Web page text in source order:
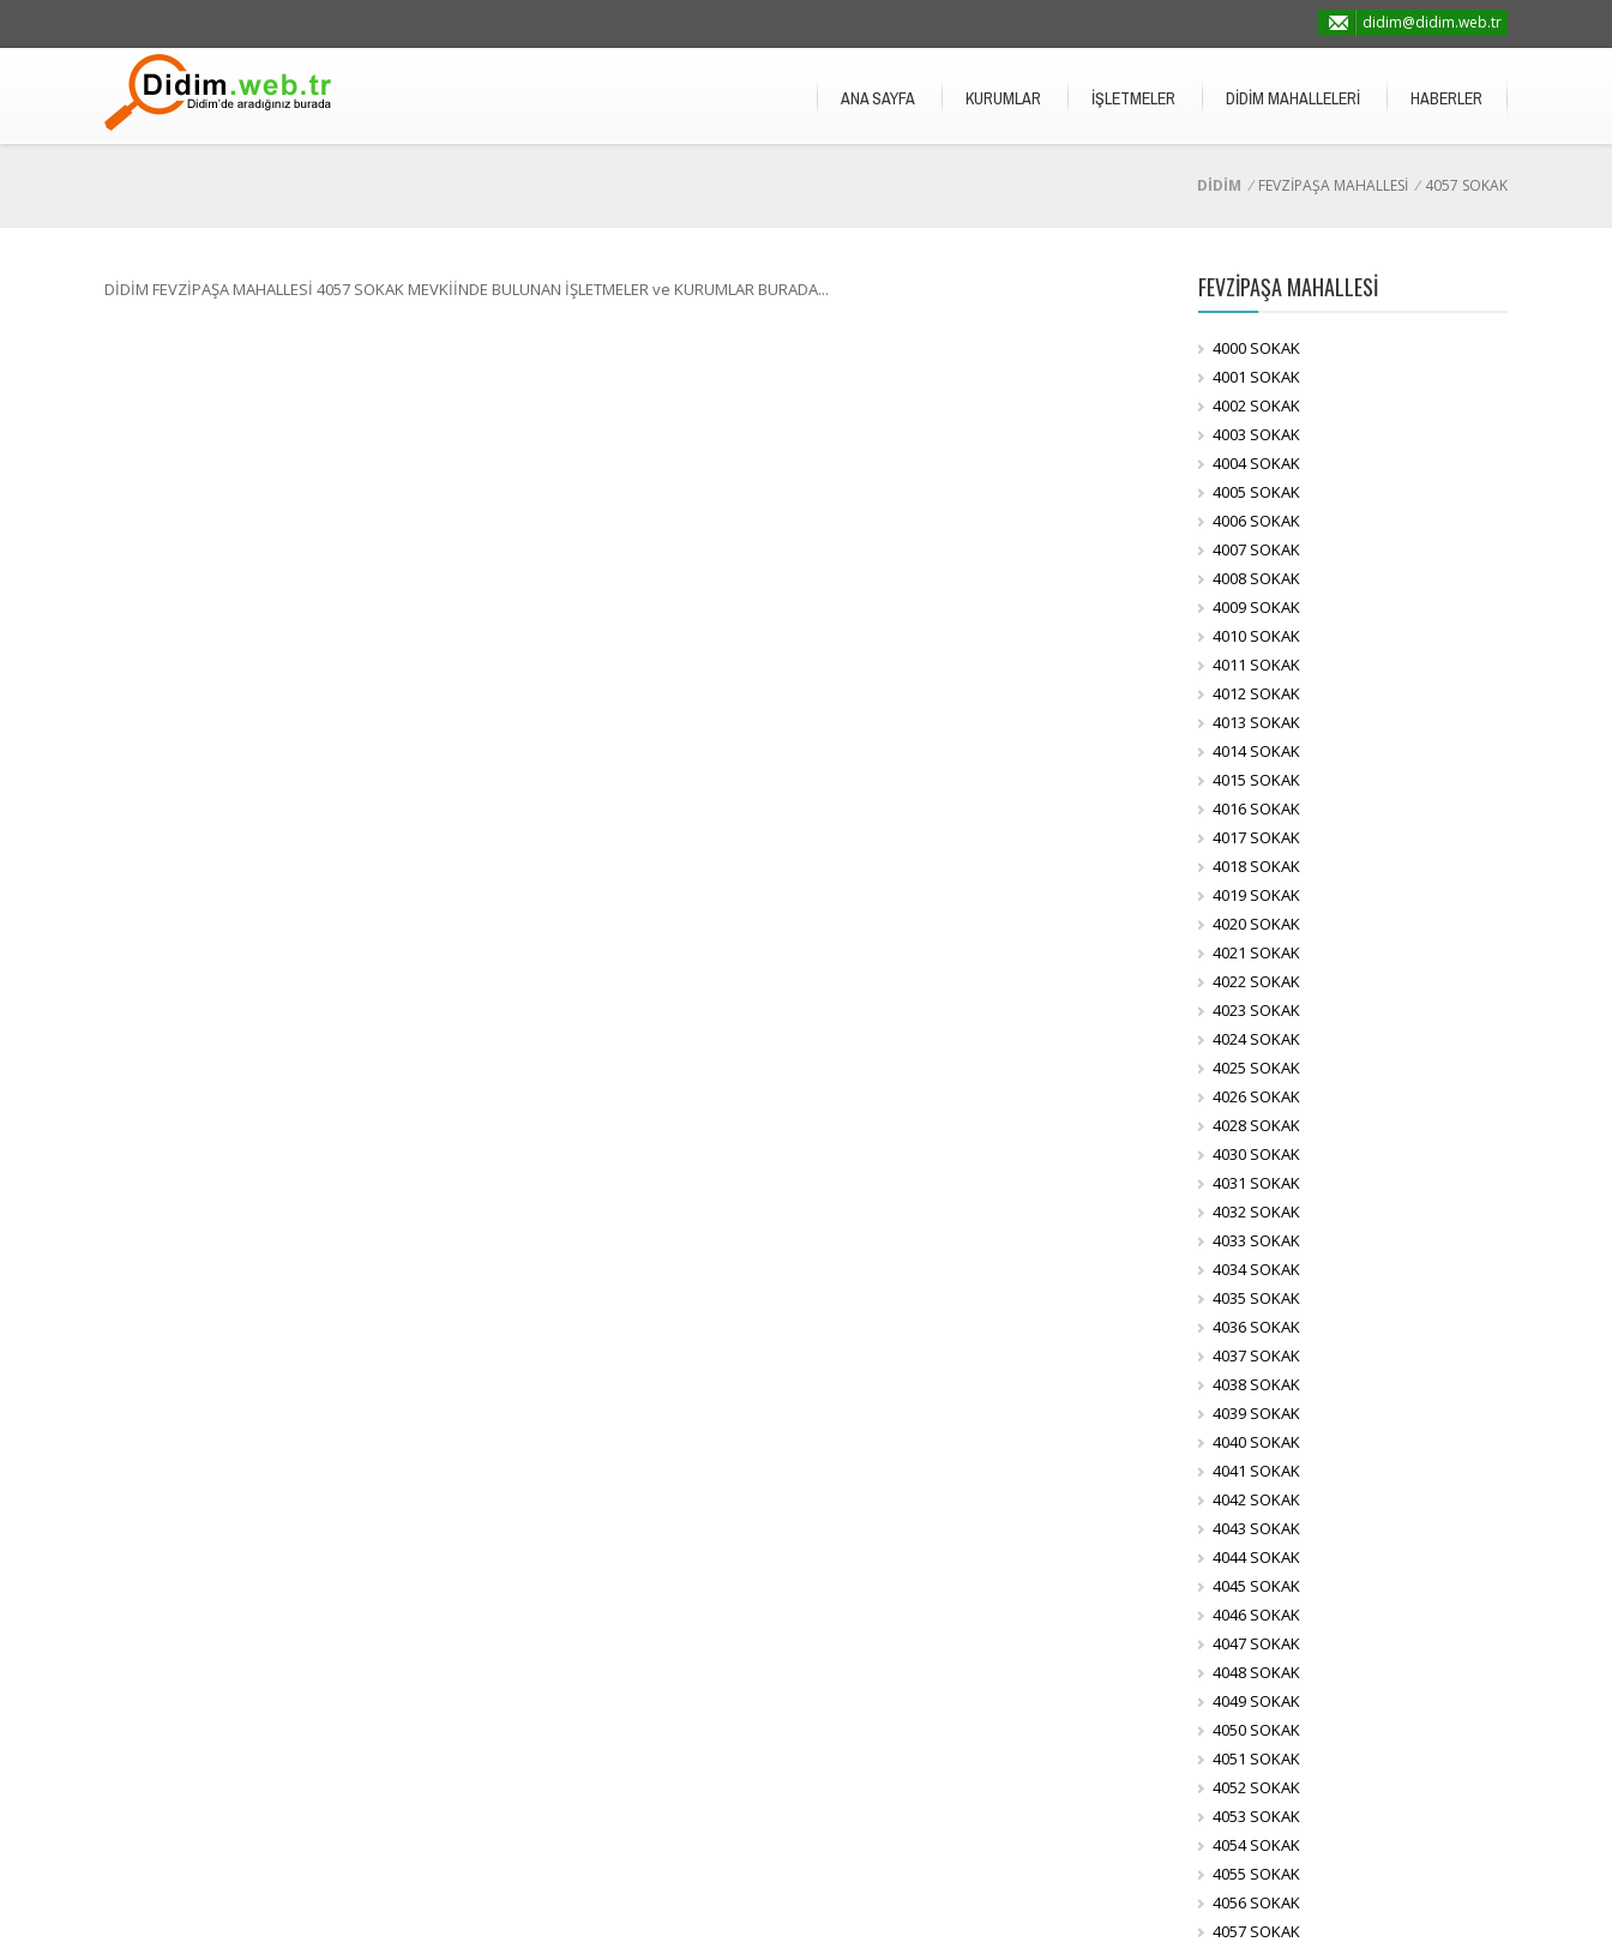
didim@didim.web.tr
ANA SAYFA KURUMLAR İŞLETMELER DİDİM MAHALLELERİ HABERLER
DİDİM / FEVZİPAŞA MAHALLESİ / 4057 SOKAK
DİDİM FEVZİPAŞA MAHALLESİ 4057 SOKAK MEVKİİNDE BULUNAN İŞLETMELER ve KURUMLAR BURADA... FEVZİPAŞA MAHALLESİ
4000 SOKAK
4001 SOKAK
4002 SOKAK
4003 SOKAK
4004 SOKAK
4005 SOKAK
4006 SOKAK
4007 SOKAK
4008 SOKAK
4009 SOKAK
4010 SOKAK
4011 SOKAK
4012 SOKAK
4013 SOKAK
4014 SOKAK
4015 SOKAK
4016 SOKAK
4017 SOKAK
4018 SOKAK
4019 SOKAK
4020 SOKAK
4021 SOKAK
4022 SOKAK
4023 SOKAK
4024 SOKAK
4025 SOKAK
4026 SOKAK
4028 SOKAK
4030 SOKAK
4031 SOKAK
4032 SOKAK
4033 SOKAK
4034 SOKAK
4035 SOKAK
4036 SOKAK
4037 SOKAK
4038 SOKAK
4039 SOKAK
4040 SOKAK
4041 SOKAK
4042 SOKAK
4043 SOKAK
4044 SOKAK
4045 SOKAK
4046 SOKAK
4047 SOKAK
4048 SOKAK
4049 SOKAK
4050 SOKAK
4051 SOKAK
4052 SOKAK
4053 SOKAK
4054 SOKAK
4055 SOKAK
4056 SOKAK
4057 SOKAK